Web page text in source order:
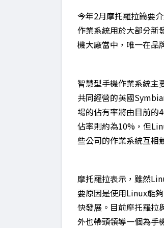
今年2月摩托羅拉簡要
作業系統用於大部分新
機大廠當中，唯一在品
智慧型手機作業系統主
共同經營的英國
場的佔有率將由目前的
佔率則約為10%，但
些公司的作業系統互相
摩托羅拉表示，雖然
要原因是使用Linux能
快發展。目前摩托羅拉
外也帶頭領導一個為手